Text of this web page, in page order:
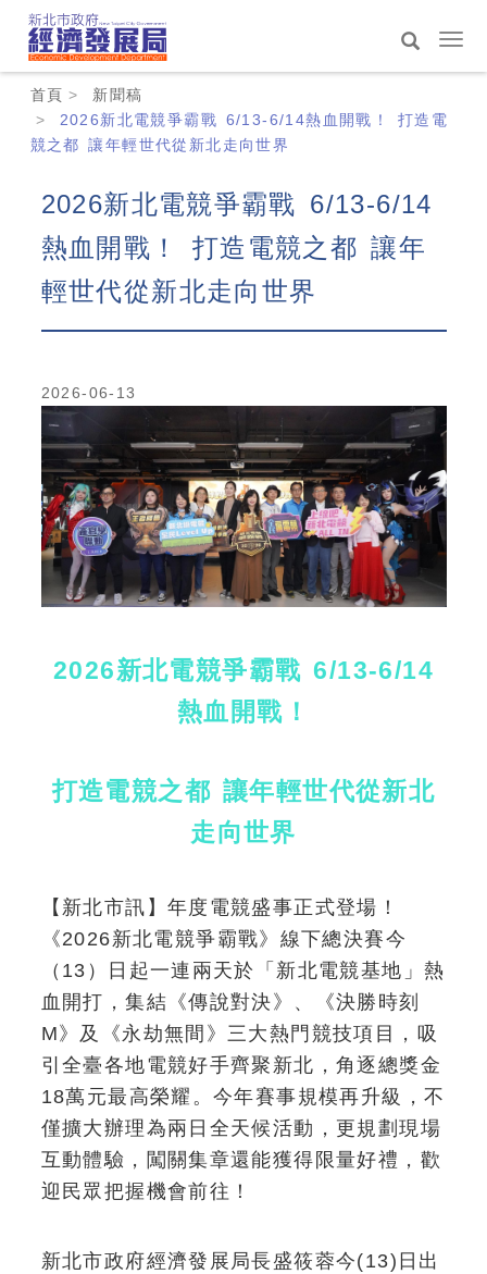
選
搜
首頁
新聞稿
2026新北電競爭霸戰 6/13-6/14熱血開戰！ 打造電
競之都 讓年輕世代從新北走向世界
2026新北電競爭霸戰 6/13-6/14
熱血開戰！ 打造電競之都 讓年
輕世代從新北走向世界
2026-06-13
2026新北電競爭霸戰 6/13-6/14
熱血開戰！
打造電競之都 讓年輕世代從新北
走向世界
【新北市訊】年度電競盛事正式登場！
《2026新北電競爭霸戰》線下總決賽今
（13）日起一連兩天於「新北電競基地」熱
血開打，集結《傳說對決》、《決勝時刻
M》及《永劫無間》三大熱門競技項目，吸
引全臺各地電競好手齊聚新北，角逐總獎金
18萬元最高榮耀。今年賽事規模再升級，不
僅擴大辦理為兩日全天候活動，更規劃現場
互動體驗，闖關集章還能獲得限量好禮，歡
迎民眾把握機會前往！
新北市政府經濟發展局長盛筱蓉今(13)日出